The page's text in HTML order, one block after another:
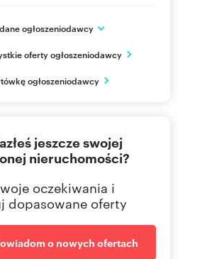
ogłoszeniodawcy
Pokaż telefon
oferty ogłoszeniodawcy
ogłoszeniodawcy
jeszcze swojej
nieruchomości?
oczekiwania i
dopasowane oferty
o nowych ofertach